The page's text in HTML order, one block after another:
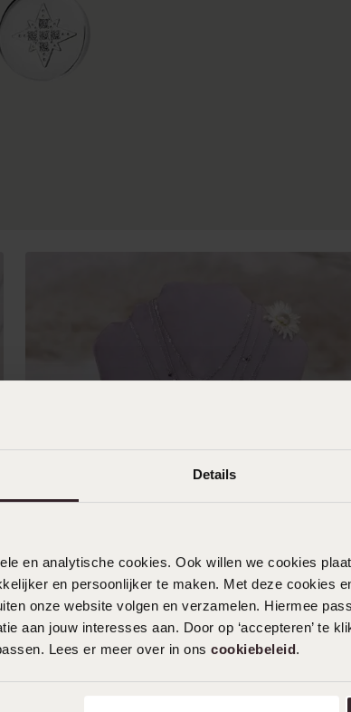
Details
en analytische cookies. Ook willen we cookies
en persoonlijker te maken. Met deze cookies
onze website volgen en verzamelen. Hiermee
aan jouw interesses aan. Door op ‘accepteren’ te
Lees er meer over in ons cookiebeleid.